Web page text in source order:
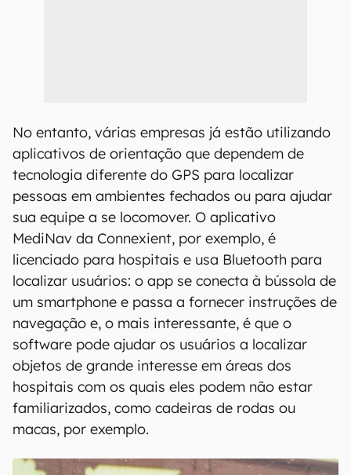
No entanto, várias empresas já estão utilizando
aplicativos de orientação que dependem de
tecnologia diferente do GPS para localizar
pessoas em ambientes fechados ou para ajudar
sua equipe a se locomover. O aplicativo
MediNav da Connexient, por exemplo, é
licenciado para hospitais e usa Bluetooth para
localizar usuários: o app se conecta à bússola de
um smartphone e passa a fornecer instruções de
navegação e, o mais interessante, é que o
software pode ajudar os usuários a localizar
objetos de grande interesse em áreas dos
hospitais com os quais eles podem não estar
familiarizados, como cadeiras de rodas ou
macas, por exemplo.